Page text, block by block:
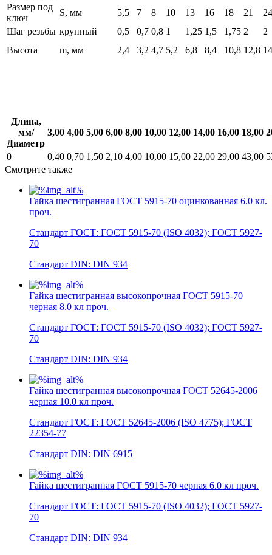
Размер под
ключ
S, мм 5,5 7 8 10 13 16 18 21
24
Шаг резьбы крупный 0,5 0,7 0,8 1 1,25 1,5 1,75 2
2
Высота
m, мм 2,4 3,2 4,7 5,2 6,8 8,4 10,8 12,8
Длина,
мм/
Диаметр
3,00 4,00 5,00 6,00 8,00 10,00 12,00 14,00 16,00 18,00
0 0,40 0,70 1,50 2,10 4,00 10,00 15,00 22,00 29,00 43,00
Смотрите также
Гайка шестигранная ГОСТ 5915-70 оцинкованная 6.0 кл.
проч.
Стандарт ГОСТ: ГОСТ 5915-70 (ISO 4032); ГОСТ 5927-
70
Стандарт DIN: DIN 934
Гайка шестигранная высокопрочная ГОСТ 5915-70
черная 8.0 кл проч.
Стандарт ГОСТ: ГОСТ 5915-70 (ISO 4032); ГОСТ 5927-
70
Стандарт DIN: DIN 934
Гайка шестигранная высокопрочная ГОСТ 52645-2006
черная 10.0 кл проч.
Стандарт ГОСТ: ГОСТ 52645-2006 (ISO 4775); ГОСТ
22354-77
Стандарт DIN: DIN 6915
Гайка шестигранная ГОСТ 5915-70 черная 6.0 кл проч.
Стандарт ГОСТ: ГОСТ 5915-70 (ISO 4032); ГОСТ 5927-
70
Стандарт DIN: DIN 934